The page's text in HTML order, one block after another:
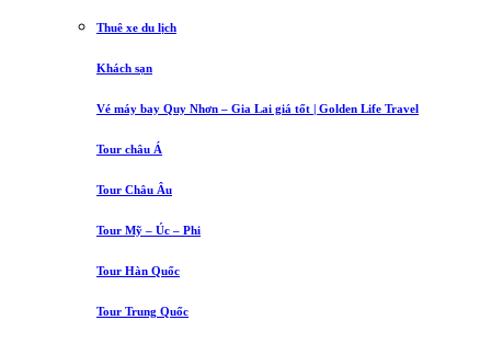
Thuê xe du lịch
Khách sạn
Vé máy bay Quy Nhơn – Gia Lai giá tốt | Golden Life Travel
Tour châu Á
Tour Châu Âu
Tour Mỹ – Úc – Phi
Tour Hàn Quốc
Tour Trung Quốc